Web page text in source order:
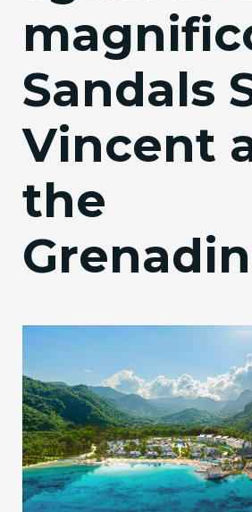
Sandals
Vincent
the